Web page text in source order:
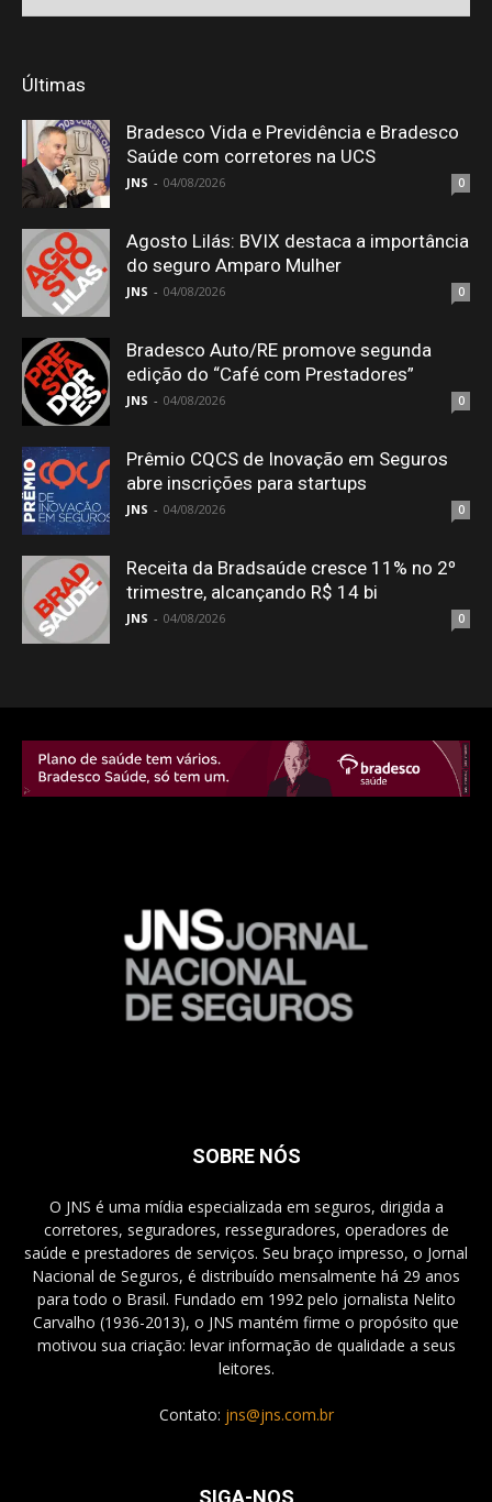
Últimas
Bradesco Vida e Previdência e Bradesco
Saúde com corretores na UCS
JNS - 04/08/2026 0
Agosto Lilás: BVIX destaca a importância
do seguro Amparo Mulher
JNS - 04/08/2026 0
Bradesco Auto/RE promove segunda
edição do “Café com Prestadores”
JNS - 04/08/2026 0
Prêmio CQCS de Inovação em Seguros
abre inscrições para startups
JNS - 04/08/2026 0
Receita da Bradsaúde cresce 11% no 2º
trimestre, alcançando R$ 14 bi
JNS - 04/08/2026 0
SOBRE NÓS
O JNS é uma mídia especializada em seguros, dirigida a
corretores, seguradores, resseguradores, operadores de
saúde e prestadores de serviços. Seu braço impresso, o Jornal
Nacional de Seguros, é distribuído mensalmente há 29 anos
para todo o Brasil. Fundado em 1992 pelo jornalista Nelito
Carvalho (1936-2013), o JNS mantém firme o propósito que
motivou sua criação: levar informação de qualidade a seus
leitores.
Contato: jns@jns.com.br
SIGA-NOS